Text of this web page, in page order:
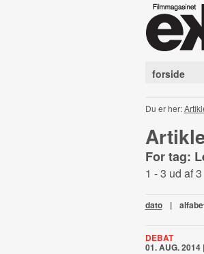
forside
Du er her:
For tag:
1 - 3 ud af 3
dato |
DEBAT
01. AUG. 2014